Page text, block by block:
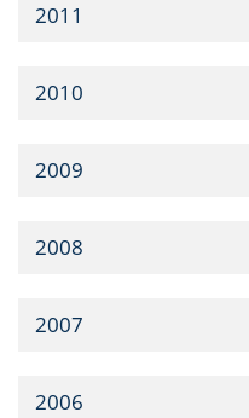
2011
2010
2009
2008
2007
2006